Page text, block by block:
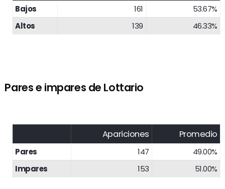
Bajos 161
53.67%
Altos
139 46.33%
Pares e impares de Lottario
Apariciones Promedio
Pares 147
49.00%
Impares
153 51.00%